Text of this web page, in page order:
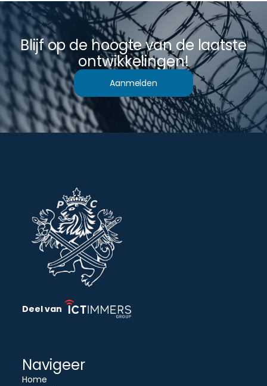
Blijf op de hoogte van de laatste
ontwikkelingen!
Aanmelden
Deel van
Navigeer
Home